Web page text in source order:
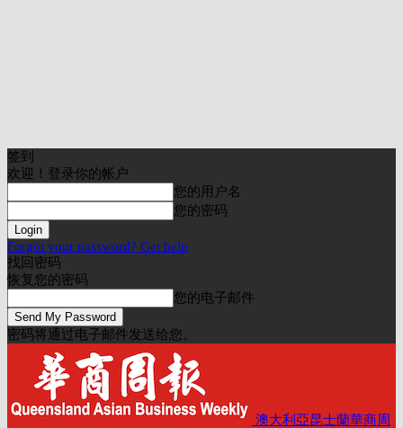
签到
欢迎！登录你的帐户
您的用户名
您的密码
Forgot your password? Get help
找回密码
恢复您的密码
您的电子邮件
密码将通过电子邮件发送给您。
澳大利亞昆士蘭華商周